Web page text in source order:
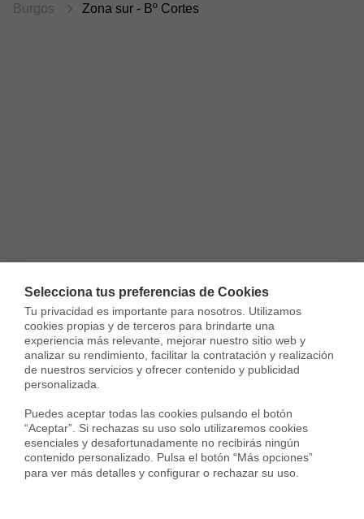
Selecciona tus preferencias de Cookies
Tu privacidad es importante para nosotros. Utilizamos
cookies propias y de terceros para brindarte una
experiencia más relevante, mejorar nuestro sitio web y
analizar su rendimiento, facilitar la contratación y realización
de nuestros servicios y ofrecer contenido y publicidad
personalizada.
Puedes aceptar todas las cookies pulsando el botón
“Aceptar”. Si rechazas su uso solo utilizaremos cookies
esenciales y desafortunadamente no recibirás ningún
contenido personalizado. Pulsa el botón “Más opciones”
para ver más detalles y configurar o rechazar su uso.
Burgos Zona sur - Bº Cortes